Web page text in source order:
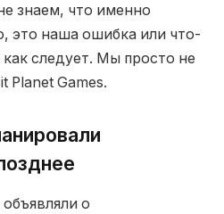
знаем, что именно
это наша ошибка или что-
следует. Мы просто не
Planet Games.
объявляли о